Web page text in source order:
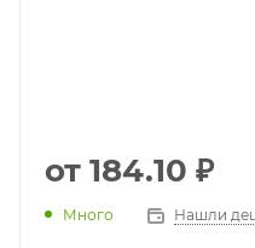
от 184.10 ₽
Много Нашли